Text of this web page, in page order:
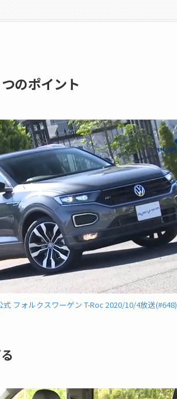
のポイント
フォルクスワーゲン T-Roc 2020/10/4放送(#648)